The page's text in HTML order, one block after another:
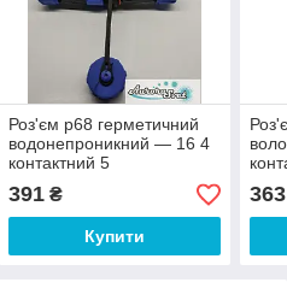
Роз'єм p68 герметичний
водонепроникний — 16 4
контактний 5
А.Межкабельний з'єднувач
кабелю IP68.
391₴
Купити
363